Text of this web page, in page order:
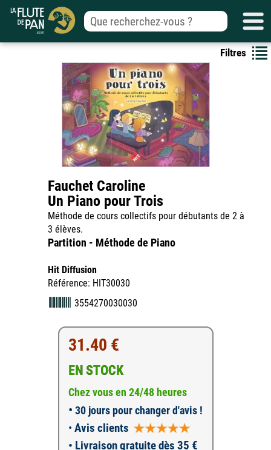
Filtres
Fauchet Caroline
Un Piano pour Trois
Méthode de cours collectifs pour débutants de 2 à
3 élèves.
Partition - Méthode de Piano
Hit Diffusion
Référence: HIT30030
3554270030030
31.40 €
EN STOCK
Chez vous en 24/48 heures
• 30 jours pour changer d'avis !
• Avis clients
• Livraison gratuite dès 35 €